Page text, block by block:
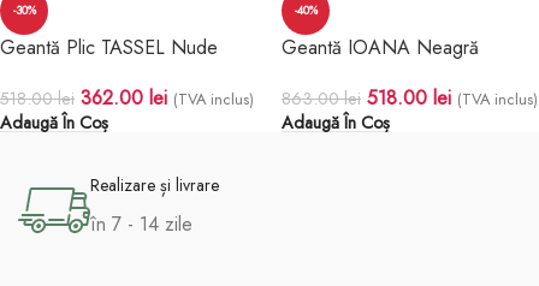
-30%
Geantă Plic TASSEL Nude
518.00lei 362.00 lei (TVA inclus)
Adaugă În Coș
-40%
Geantă IOANA Neagră
863.00lei 518.00 lei (TVA inclus)
Adaugă În Coș
Realizare și livrare
în 7 - 14 zile